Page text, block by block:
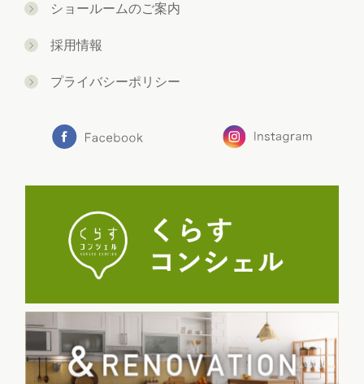
ショールームのご案内
採用情報
プライバシーポリシー